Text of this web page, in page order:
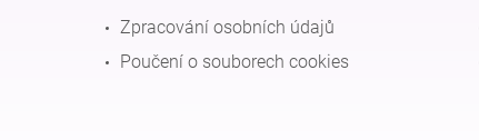
Zpracování osobních údajů
Poučení o souborech cookies